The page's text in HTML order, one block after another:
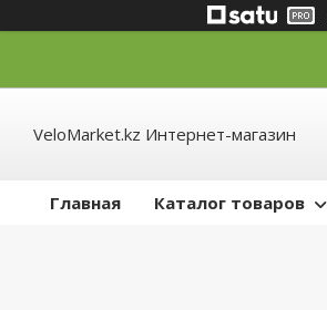
VeloMarket.kz Интернет-магазин
Главная Каталог товаров